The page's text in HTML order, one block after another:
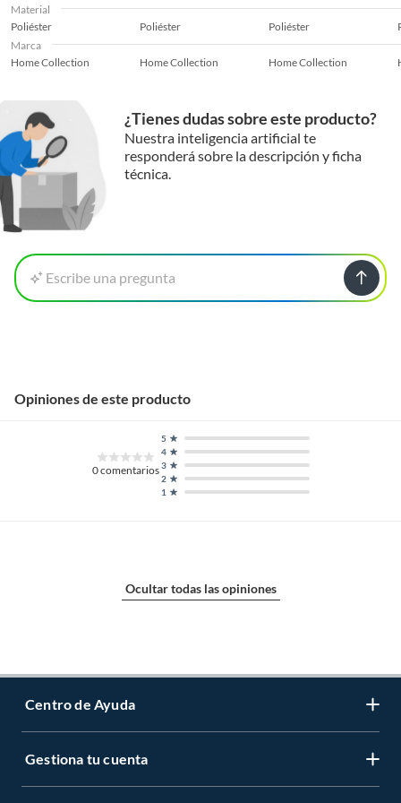
Material
Poliéster
Poliéster Poliéster
Marca
Home Collection
Home Collection Home Collection
¿Tienes dudas sobre este producto?
Nuestra inteligencia artificial te
responderá sobre la descripción y ficha
técnica.
Escribe una pregunta
Opiniones de este producto
0comentarios
1
2
3
4
5
Ocultar todas las opiniones
Centro de Ayuda
Servicio al Cliente
Gestiona tu cuenta